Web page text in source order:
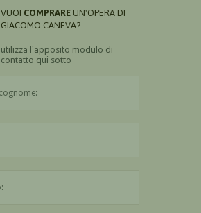
VUOI COMPRARE UN'OPERA DI
GIACOMO CANEVA?
utilizza l'apposito modulo di
contatto qui sotto